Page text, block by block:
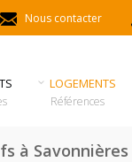
Nous contacter
LOGEMENTS
Références
à Savonnières